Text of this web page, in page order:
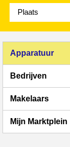
Apparatuur
Bedrijven
Makelaars
Mijn Marktplein